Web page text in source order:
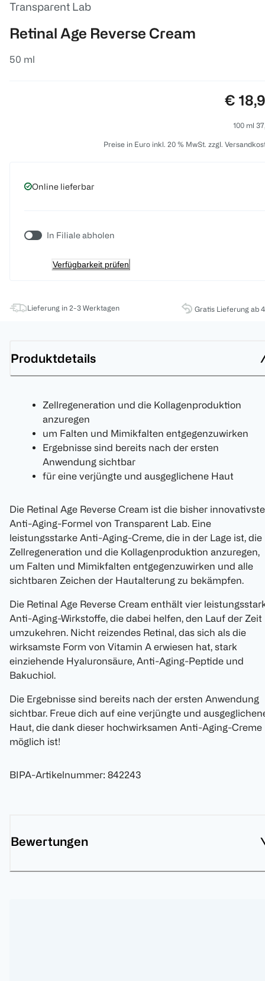
Transparent Lab
Retinal Age Reverse Cream
50 ml
Preis:
€
100 ml
Preise in Euro inkl. 20 % MwSt. zzgl.
Online lieferbar
In Filiale abholen
Verfügbarkeit prüfen
Lieferung in 2-3 Werktagen Gratis Lieferung ab
Produktdetails
Zellregeneration und die Kollagenproduktion
anzuregen
um Falten und Mimikfalten entgegenzuwirken
Ergebnisse sind bereits nach der ersten
Anwendung sichtbar
für eine verjüngte und ausgeglichene Haut
Die Retinal Age Reverse Cream ist die bisher innovativste
Anti-Aging-Formel von Transparent Lab. Eine
leistungsstarke Anti-Aging-Creme, die in der Lage ist, die
Zellregeneration und die Kollagenproduktion anzuregen,
um Falten und Mimikfalten entgegenzuwirken und alle
sichtbaren Zeichen der Hautalterung zu bekämpfen.
Die Retinal Age Reverse Cream enthält vier
Anti-Aging-Wirkstoffe, die dabei helfen, den Lauf der Zeit
umzukehren. Nicht reizendes Retinal, das sich als die
wirksamste Form von Vitamin A erwiesen hat, stark
einziehende Hyaluronsäure, Anti-Aging-Peptide und
Bakuchiol.
Die Ergebnisse sind bereits nach der ersten Anwendung
sichtbar. Freue dich auf eine verjüngte und
Haut, die dank dieser hochwirksamen Anti-Aging-Creme
möglich ist!
BIPA-Artikelnummer: 842243
Bewertungen